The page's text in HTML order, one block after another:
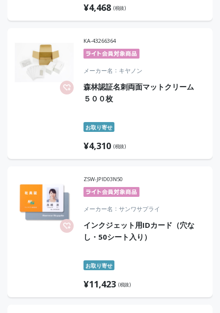
¥4,468 (税抜)
KA-43266364
メーカー名 キヤノン
森林認証名刺両面マットクリーム
５００枚
お取り寄せ
¥4,310 (税抜)
ZSW-JPID03N50
メーカー名 サンワサプライ
インクジェット用IDカード（穴な
し・50シート入り）
お取り寄せ
¥11,423 (税抜)